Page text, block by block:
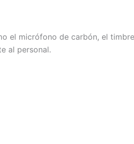
el micrófono de carbón, el
al personal.